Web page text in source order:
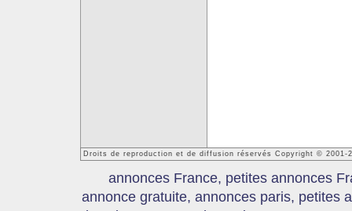
Droits de reproduction et de diffusion réservés Copyright © 2001-
annonces France, petites annonces
annonce gratuite, annonces paris, petites